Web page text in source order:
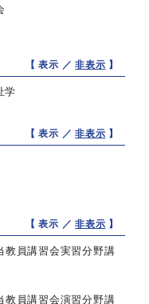
【 表示 ／非表示 】
学
【 表示 ／非表示 】
【 表示 ／非表示 】
教員講習会実習分野講
教員講習会演習分野講